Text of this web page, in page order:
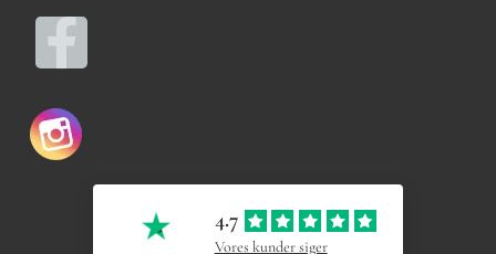
F
a
c
4.7
Vores kunder siger